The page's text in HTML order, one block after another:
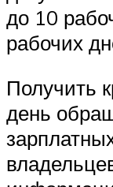
до 10
рабочих
Получить
день